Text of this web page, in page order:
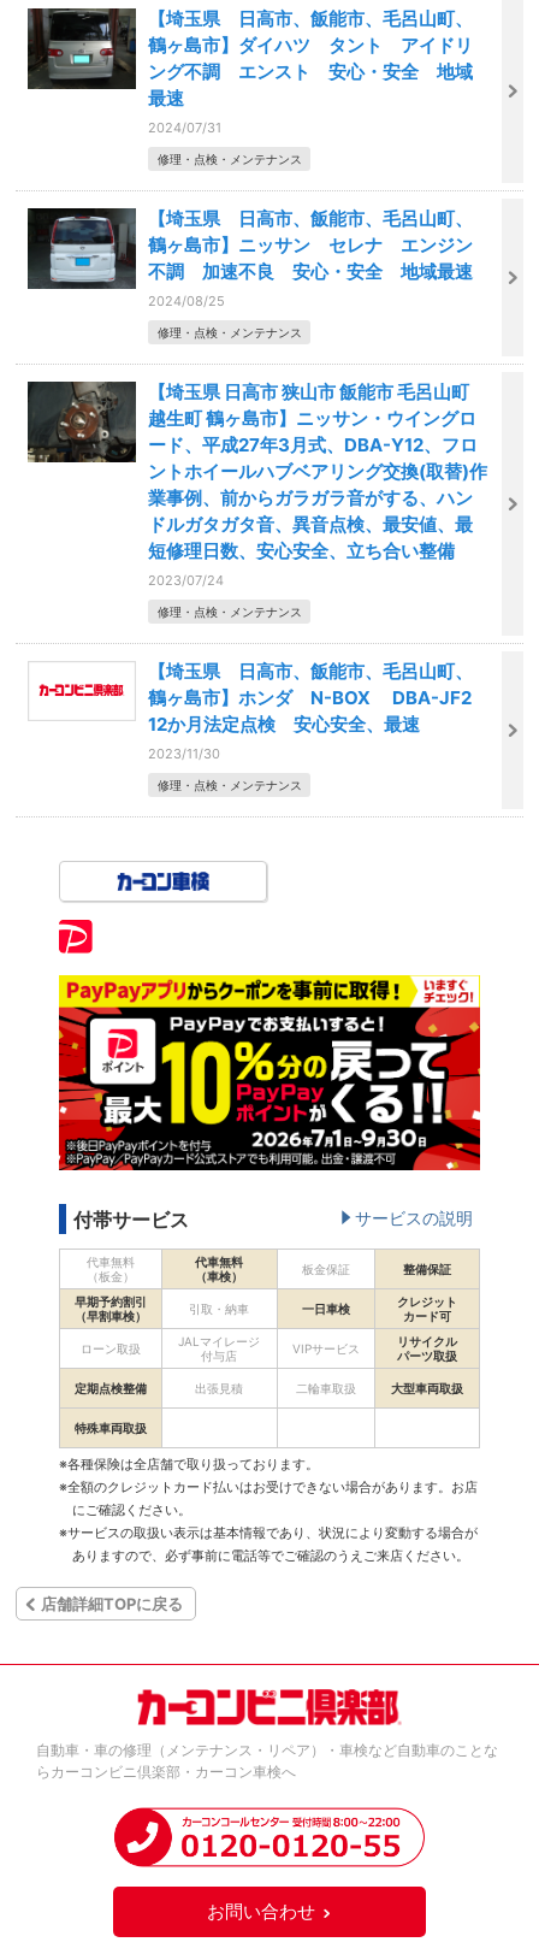
【埼玉県 日高市、飯能市、毛呂山町、
鶴ヶ島市】ダイハツ タント アイドリ
ング不調 エンスト 安心・安全 地域
最速
2024/07/31
修理・点検・メンテナンス
【埼玉県 日高市、飯能市、毛呂山町、
鶴ヶ島市】ニッサン セレナ エンジン
不調 加速不良 安心・安全 地域最速
2024/08/25
修理・点検・メンテナンス
【埼玉県 日高市 狭山市 飯能市 毛呂山町
越生町 鶴ヶ島市】ニッサン・ウイングロ
ード、平成27年3月式、DBA-Y12、フロ
ントホイールハブベアリング交換(取替)作
業事例、前からガラガラ音がする、ハン
ドルガタガタ音、異音点検、最安値、最
短修理日数、安心安全、立ち合い整備
2023/07/24
修理・点検・メンテナンス
【埼玉県 日高市、飯能市、毛呂山町、
鶴ヶ島市】ホンダ N-BOX DBA-JF2
12か月法定点検 安心安全、最速
2023/11/30
修理・点検・メンテナンス
付帯サービス サービスの説明
代車無料
（板金）
代車無料
（車検）
板金保証 整備保証
早期予約割引
（早割車検）
引取・納車 一日車検
クレジット
カード可
ローン取扱
JALマイレージ
付与店
VIPサービス
リサイクル
パーツ取扱
定期点検整備 出張見積 二輪車取扱 大型車両取扱
特殊車両取扱
※各種保険は全店舗で取り扱っております。
※全額のクレジットカード払いはお受けできない場合があります。お店
にご確認ください。
※サービスの取扱い表示は基本情報であり、状況により変動する場合が
ありますので、必ず事前に電話等でご確認のうえご来店ください。
店舗詳細TOPに戻る
自動車・車の修理（メンテナンス・リペア）・車検など自動車のことな
らカーコンビニ倶楽部・カーコン車検へ
お問い合わせ